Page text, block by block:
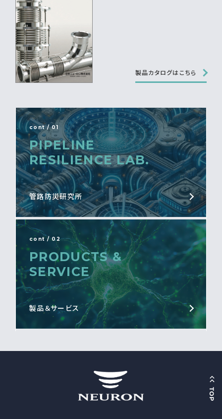
製品カタログはこちら
cont / 01
PIPELINE
RESILIENCE LAB.
管路防災研究所
cont / 02
PRODUCTS &
SERVICE
製品＆サービス